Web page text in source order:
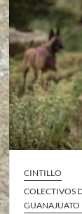
CINTILLO
COLECTIVOS
GUANAJUATO